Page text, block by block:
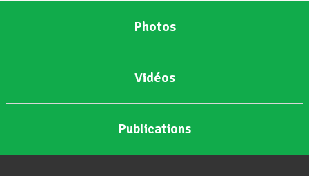
Photos
Vidéos
Publications